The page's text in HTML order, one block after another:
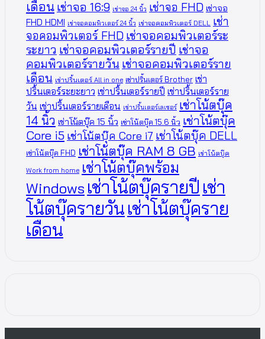
เดือน เช่าจอ 16:9 เช่าจอ 24 นิ้ว เช่าจอ FHD เช่าจอ
FHD HDMI เช่าจอคอมพิวเตอร์ 24 นิ้ว เช่าจอคอมพิวเตอร์ DELL
เช่า
จอคอมพิวเตอร์ FHD เช่าจอคอมพิวเตอร์ระ
ระยาว เช่าจอคอมพิวเตอร์รายปี เช่าจอ
คอมพิวเตอร์รายวัน เช่าจอคอมพิวเตอร์ราย
เดือน เช่าปริ้นเตอร์ All in one เช่าปริ้นเตอร์ Brother เช่า
ปริ้นเตอร์ระยะยาว เช่าปริ้นเตอร์รายปี เช่าปริ้นเตอร์ราย
วัน เช่าปริ้นเตอร์รายเดือน เช่าปริ้นเตอร์เลเซอร์ เช่าโน้ตบุ๊ค
14 นิ้ว เช่าโน้ตบุ๊ค 15 นิ้ว เช่าโน้ตบุ๊ค 15.6 นิ้ว เช่าโน้ตบุ๊ค
Core i5 เช่าโน้ตบุ๊ค Core i7 เช่าโน้ตบุ๊ค DELL
เช่าโน้ตบุ๊ค FHD เช่าโน้ตบุ๊ค RAM 8 GB เช่าโน้ตบุ๊ค
Work from home เช่าโน้ตบุ๊คพร้อม
Windows เช่าโน้ตบุ๊ครายปี เช่า
โน้ตบุ๊ครายวันเช่าโน้ตบุ๊คราย
เดือน